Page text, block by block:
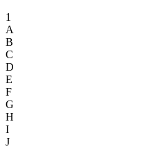
1
A
B
C
D
E
F
G
H
I
J